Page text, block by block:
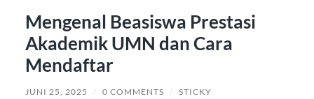
Mengenal Beasiswa Prestasi
Akademik UMN dan Cara
Mendaftar
JUNI 25, 2025 / 0 COMMENTS / STICKY